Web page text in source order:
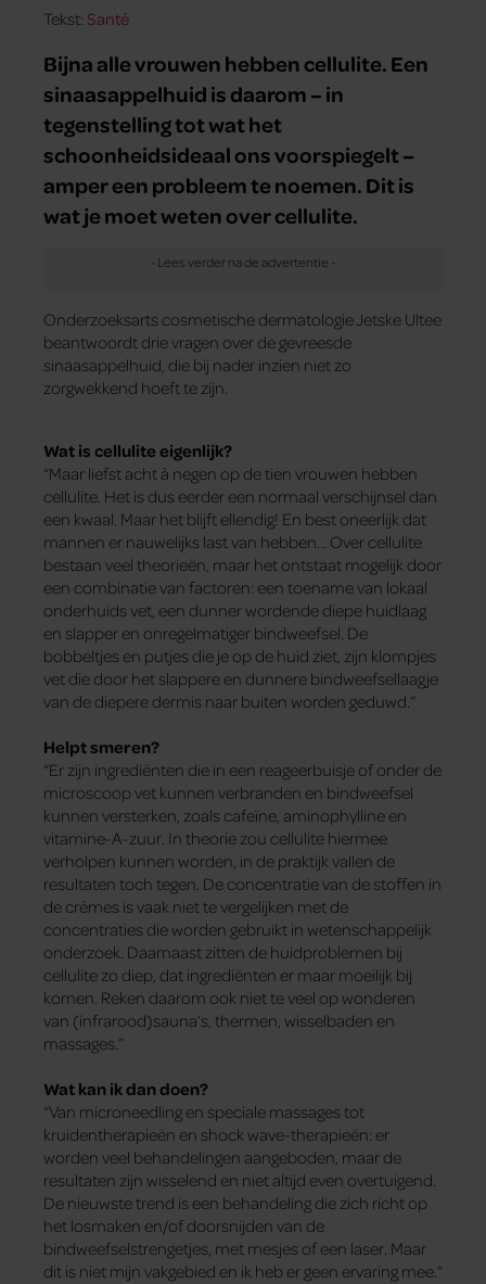
Tekst: Santé
Bijna alle vrouwen hebben cellulite. Een
sinaasappelhuid is daarom – in
tegenstelling tot wat het
schoonheidsideaal ons voorspiegelt –
amper een probleem te noemen. Dit is
wat je moet weten over cellulite.
Onderzoeksarts cosmetische dermatologie Jetske Ultee
beantwoordt drie vragen over de gevreesde
sinaasappelhuid, die bij nader inzien niet zo
zorgwekkend hoeft te zijn.
Wat is cellulite eigenlijk?
“Maar liefst acht à negen op de tien vrouwen hebben
cellulite. Het is dus eerder een normaal verschijnsel dan
een kwaal. Maar het blijft ellendig! En best oneerlijk dat
mannen er nauwelijks last van hebben… Over cellulite
bestaan veel theorieën, maar het ontstaat mogelijk door
een combinatie van factoren: een toename van lokaal
onderhuids vet, een dunner wordende diepe huidlaag
en slapper en onregelmatiger bindweefsel. De
bobbeltjes en putjes die je op de huid ziet, zijn klompjes
vet die door het slappere en dunnere bindweefsellaagje
van de diepere dermis naar buiten worden geduwd.”
Helpt smeren?
“Er zijn ingrediënten die in een reageerbuisje of onder de
microscoop vet kunnen verbranden en bindweefsel
kunnen versterken, zoals cafeïne, aminophylline en
vitamine-A-zuur. In theorie zou cellulite hiermee
verholpen kunnen worden, in de praktijk vallen de
resultaten toch tegen. De concentratie van de stoffen in
de crèmes is vaak niet te vergelijken met de
concentraties die worden gebruikt in wetenschappelijk
onderzoek. Daarnaast zitten de huidproblemen bij
cellulite zo diep, dat ingrediënten er maar moeilijk bij
komen. Reken daarom ook niet te veel op wonderen
van (infrarood)sauna’s, thermen, wisselbaden en
massages.”
Wat kan ik dan doen?
“Van microneedling en speciale massages tot
kruidentherapieën en shock wave-therapieën: er
worden veel behandelingen aangeboden, maar de
resultaten zijn wisselend en niet altijd even overtuigend.
De nieuwste trend is een behandeling die zich richt op
het losmaken en/of doorsnijden van de
bindweefselstrengetjes, met mesjes of een laser. Maar
dit is niet mijn vakgebied en ik heb er geen ervaring mee.”